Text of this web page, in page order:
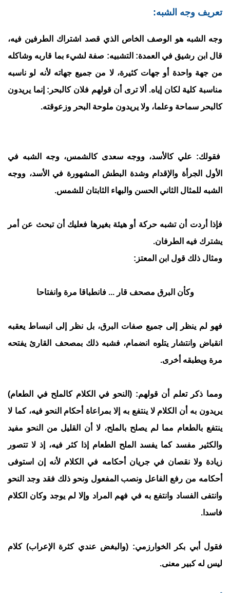
تعريف وجه الشبه:
وجه الشبه هو الوصف الخاص الذي قصد اشتراك الطرفين فيه،
قال ابن رشيق في العمدة: التشبيه: صفة لشيء بما قاربه وشاكله
من جهة واحدة أو جهات كثيرة، لا من جميع جهاته لأنه لو ناسبه
مناسبة كلية لكان إياه. ألا ترى أن قولهم فلان كالبحر: إنما يريدون
كالبحر سماحة وعلما، ولا يريدون ملوحة البحر وزعوقته.
فقولك: علي كالأسد، ووجه سعدى كالشمس، وجه الشبه في
الأول الجرأة والإقدام وشدة البطش المشهورة في الأسد، ووجه
الشبه للمثال الثاني الحسن والبهاء الثابتان للشمس.
فإذا أردت أن تشبه حركة أو هيئة بغيرها فعليك أن تبحث عن أمر
يشترك فيه الطرفان.
ومثال ذلك قول ابن المعتز:
وكأن البرق مصحف قار ... فانطباقا مرة وانفتاحا
فهو لم ينظر إلى جميع صفات البرق، بل نظر إلى انبساط يعقبه
انقباض وانتشار يتلوه انضمام، فشبه ذلك بمصحف القارئ يفتحه
مرة ويطبقه أخرى.
ومما ذكر تعلم أن قولهم: (النحو في الكلام كالملح في الطعام)
يريدون به أن الكلام لا ينتفع به إلا بمراعاة أحكام النحو فيه، كما لا
ينتفع بالطعام مما لم يصلح بالملح، لا أن القليل من النحو مفيد
والكثير مفسد كما يفسد الملح الطعام إذا كثر فيه، إذ لا تتصور
زيادة ولا نقصان في جريان أحكامه في الكلام لأنه إن استوفى
أحكامه من رفع الفاعل ونصب المفعول ونحو ذلك فقد وجد النحو
وانتفى الفساد وانتفع به في فهم المراد وإلا لم يوجد وكان الكلام
فاسدا.
فقول أبي بكر الخوارزمي: (والبغض عندي كثرة الإعراب) كلام
ليس له كبير معنى.